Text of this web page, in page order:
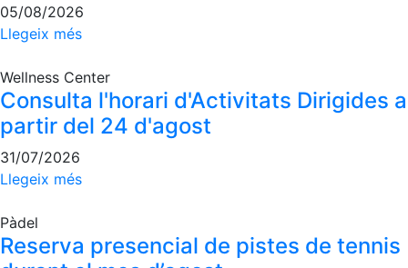
Normativa
Àrea social
Sortides culturals
Calendari d'Activitats Socials
05/08/2026
Llegeix més
Wellness Center
Consulta l'horari d'Activitats Dirigides a
partir del 24 d'agost
31/07/2026
Llegeix més
Pàdel
Reserva presencial de pistes de tennis